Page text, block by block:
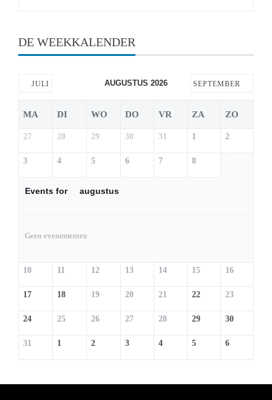
DE WEEKKALENDER
JULI AUGUSTUS 2026 SEPTEMBER
MA DI WO DO VR ZA ZO
27 28 29 30 31 1 2
3 4 5 6 7 8
Events for augustus
Geen evenementen
10 11 12 13 14 15 16
17 18 19 20 21 22 23
24 25 26 27 28 29 30
31 1 2 3 4 5 6